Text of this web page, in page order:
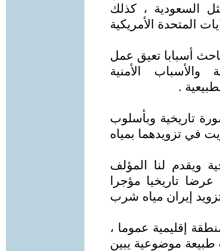
السعودية ، كذلك
المتحدة الأمريكية
أسبابا تعيق عمل
الأمنية
.
تاريخية وبأسلوب
في تزويدهما بمياه
ويقدم لنا المؤلف
تاريخيا مؤجرا
إيران مياه شرب
إقليمية عموما ،
طبيعة موضوعية يبين